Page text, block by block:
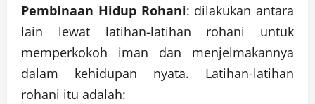
Pembinaan Hidup Rohani: dilakukan antara
lain lewat latihan-latihan rohani untuk
memperkokoh iman dan menjelmakannya
dalam kehidupan nyata. Latihan-latihan
rohani itu adalah: